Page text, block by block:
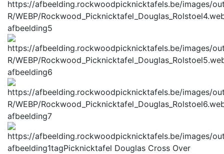
afbeelding5
afbeelding6
afbeelding7
afbeelding1tagPicknicktafel Douglas Cross Over